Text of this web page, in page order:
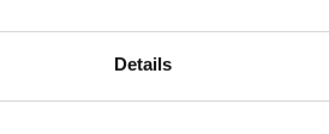
Details
am 17. Oktober 2021, einen Tag nach
erlitten hatte.